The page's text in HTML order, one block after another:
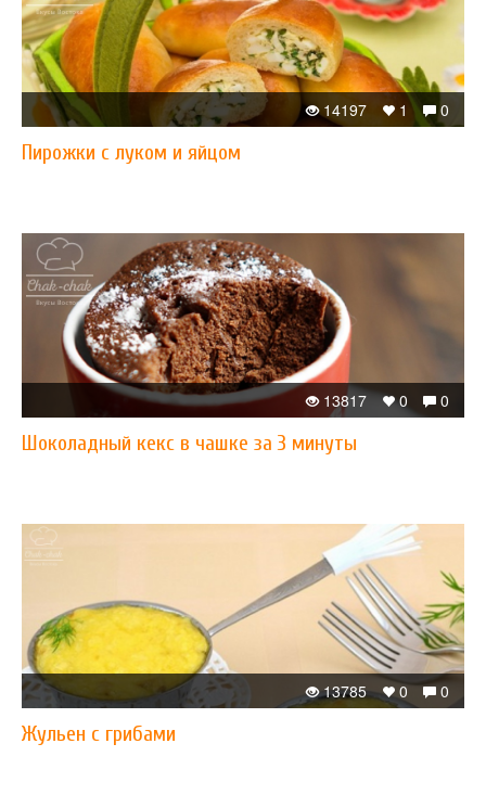
0
1
14197
Пирожки с луком и яйцом
0
0
13817
Шоколадный кекс в чашке за 3 минуты
0
0
13785
Жульен с грибами